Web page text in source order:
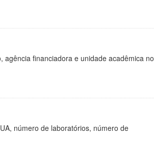
financiadora e unidade acadêmica no
número de laboratórios, número de